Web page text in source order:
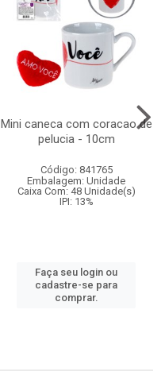
Mini caneca com coracao de
pelucia - 10cm
Código: 841765
Embalagem: Unidade
Caixa Com: 48 Unidade(s)
IPI: 13%
Faça seu login ou
cadastre-se para
comprar.